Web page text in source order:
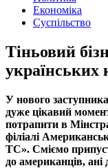
Економіка
Суспільство
Тіньовий
українських
У нового
дуже цікавий
потрапити в
філіалі
ТС». Сміємо
до американців, ані